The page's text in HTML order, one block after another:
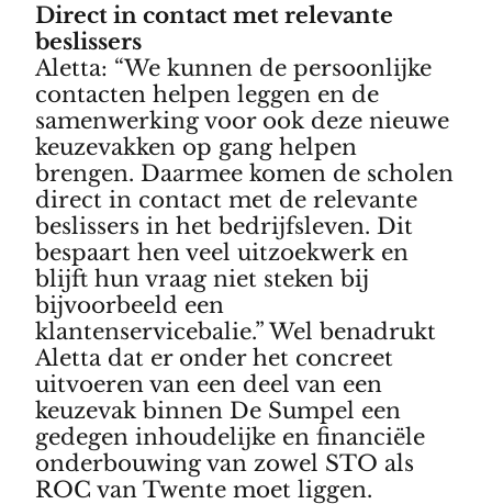
Direct in contact met relevante
beslissers
Aletta: “We kunnen de persoonlijke
contacten helpen leggen en de
samenwerking voor ook deze nieuwe
keuzevakken op gang helpen
brengen. Daarmee komen de scholen
direct in contact met de relevante
beslissers in het bedrijfsleven. Dit
bespaart hen veel uitzoekwerk en
blijft hun vraag niet steken bij
bijvoorbeeld een
klantenservicebalie.” Wel benadrukt
Aletta dat er onder het concreet
uitvoeren van een deel van een
keuzevak binnen De Sumpel een
gedegen inhoudelijke en financiële
onderbouwing van zowel STO als
ROC van Twente moet liggen.